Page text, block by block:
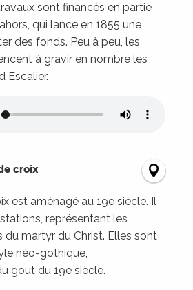
sont financés en partie
qui lance en 1855 une
des fonds. Peu à peu, les
à gravir en nombre les
Escalier.
croix
est aménagé au 19e siècle. Il
représentant les
du martyr du Christ. Elles sont
néo-gothique,
gout du 19e siècle.